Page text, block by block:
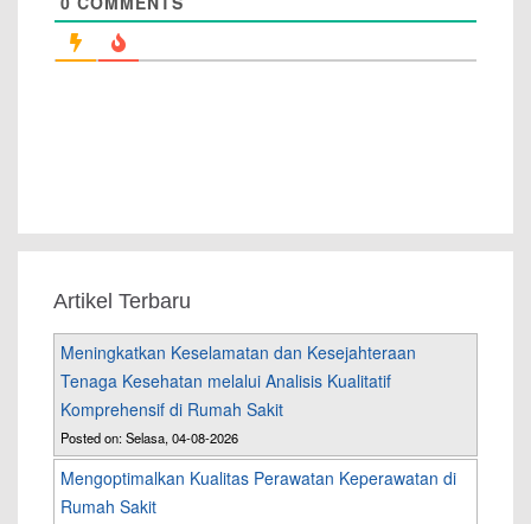
Artikel Terbaru
Meningkatkan Keselamatan dan Kesejahteraan
Tenaga Kesehatan melalui Analisis Kualitatif
Komprehensif di Rumah Sakit
Posted on: Selasa, 04-08-2026
Mengoptimalkan Kualitas Perawatan Keperawatan di
Rumah Sakit